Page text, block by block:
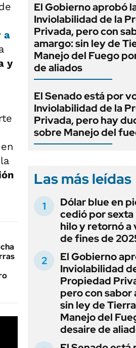
a
y
en
El Gobierno aprobó
Inviolabilidad de la
Privada, pero con
amargo: sin ley de
Manejo del Fuego
de aliados
El Senado está por
Inviolabilidad de la
Privada, pero hay
sobre Manejo del
Las más leídas
Dólar blue en
cedió por sexta
hilo y retornó a
de fines de
El Gobierno
Inviolabilidad
Propiedad
pero con sabor
sin ley de
Manejo del
desaire de